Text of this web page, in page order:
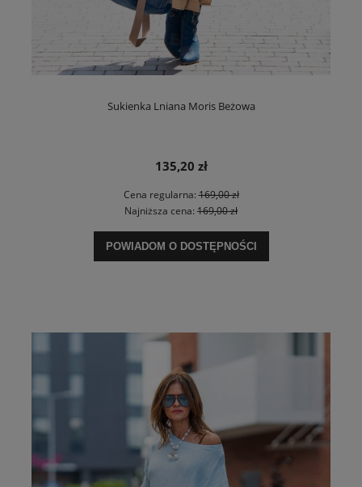
Sukienka Lniana Moris Beżowa
135,20 zł
Cena regularna:169,00 zł
Najniższa cena: 169,00 zł
POWIADOM O DOSTĘPNOŚCI